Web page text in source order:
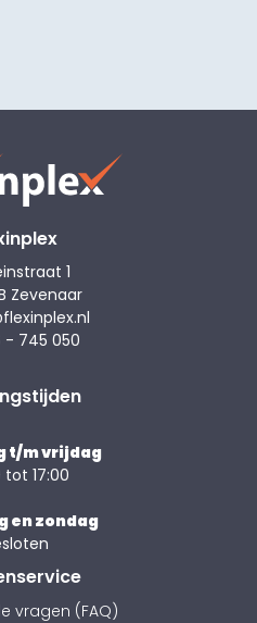
1
Zevenaar
- 745 050
t/m vrijdag
tot 17:00
en zondag
vragen (FAQ)